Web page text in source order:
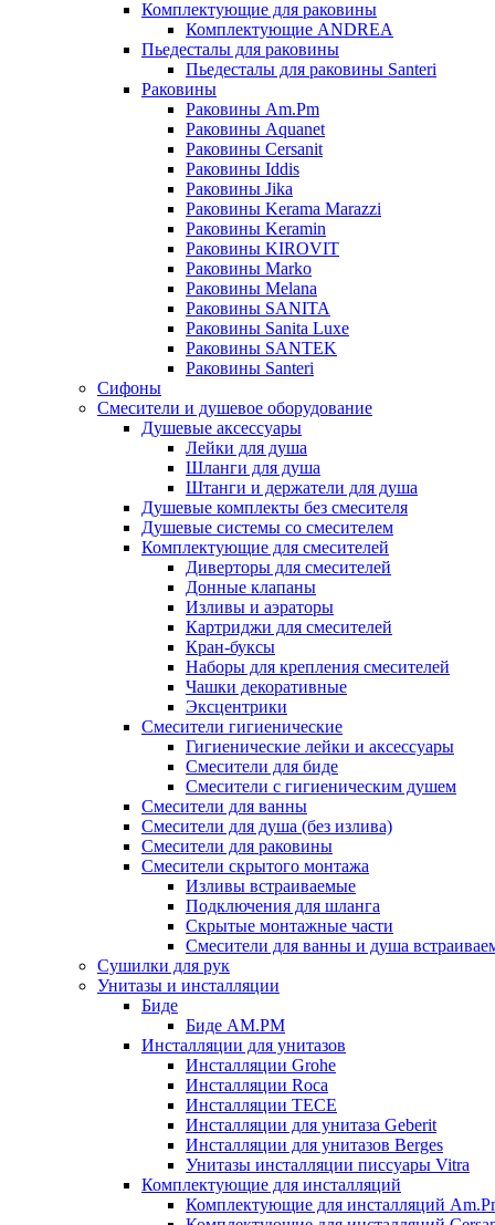
Комплектующие для раковины
Комплектующие ANDREA
Пьедесталы для раковины
Пьедесталы для раковины Santeri
Раковины
Раковины Am.Pm
Раковины Aquanet
Раковины Cersanit
Раковины Iddis
Раковины Jika
Раковины Kerama Marazzi
Раковины Keramin
Раковины KIROVIT
Раковины Marko
Раковины Melana
Раковины SANITA
Раковины Sanita Luxe
Раковины SANTEK
Раковины Santeri
Сифоны
Смесители и душевое оборудование
Душевые аксессуары
Лейки для душа
Шланги для душа
Штанги и держатели для душа
Душевые комплекты без смесителя
Душевые системы со смесителем
Комплектующие для смесителей
Диверторы для смесителей
Донные клапаны
Изливы и аэраторы
Картриджи для смесителей
Кран-буксы
Наборы для крепления смесителей
Чашки декоративные
Эксцентрики
Смесители гигиенические
Гигиенические лейки и аксессуары
Смесители для биде
Смесители с гигиеническим душем
Смесители для ванны
Смесители для душа (без излива)
Смесители для раковины
Смесители скрытого монтажа
Изливы встраиваемые
Подключения для шланга
Скрытые монтажные части
Смесители для ванны и душа
Сушилки для рук
Унитазы и инсталляции
Биде
Биде AM.PM
Инсталляции для унитазов
Инсталляции Grohe
Инсталляции Roca
Инсталляции TECE
Инсталляции для унитаза Geberit
Инсталляции для унитазов Berges
Унитазы инсталляции писсуары Vitra
Комплектующие для инсталляций
Комплектующие для инсталляций